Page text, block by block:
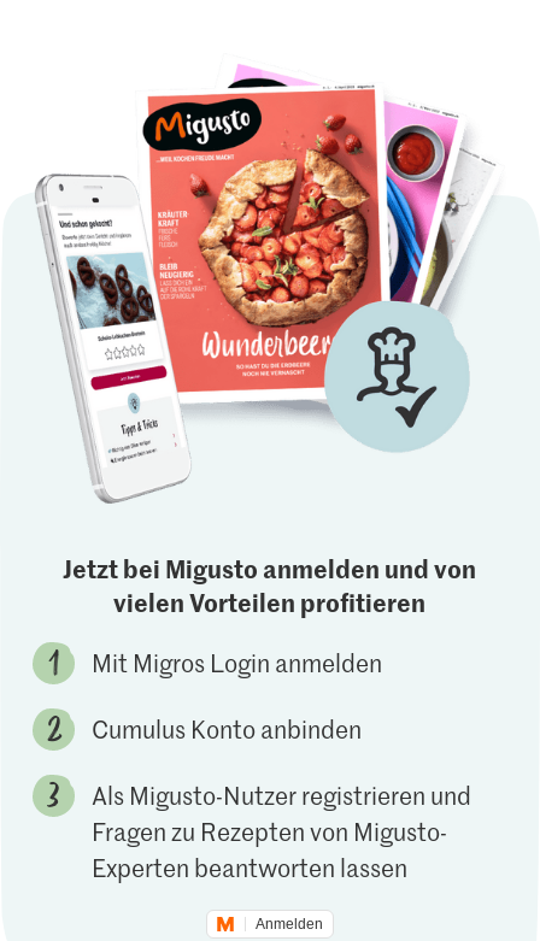
Jetzt bei Migusto anmelden und von
vielen Vorteilen profitieren
Mit Migros Login anmelden
Cumulus Konto anbinden
Als Migusto-Nutzer registrieren und
Fragen zu Rezepten von Migusto-
Experten beantworten lassen
Anmelden